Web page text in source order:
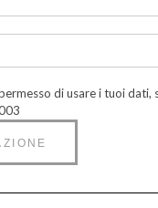
di usare i tuoi dati,